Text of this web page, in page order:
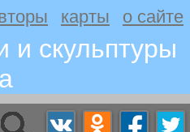
карты о сайте
и скульптуры